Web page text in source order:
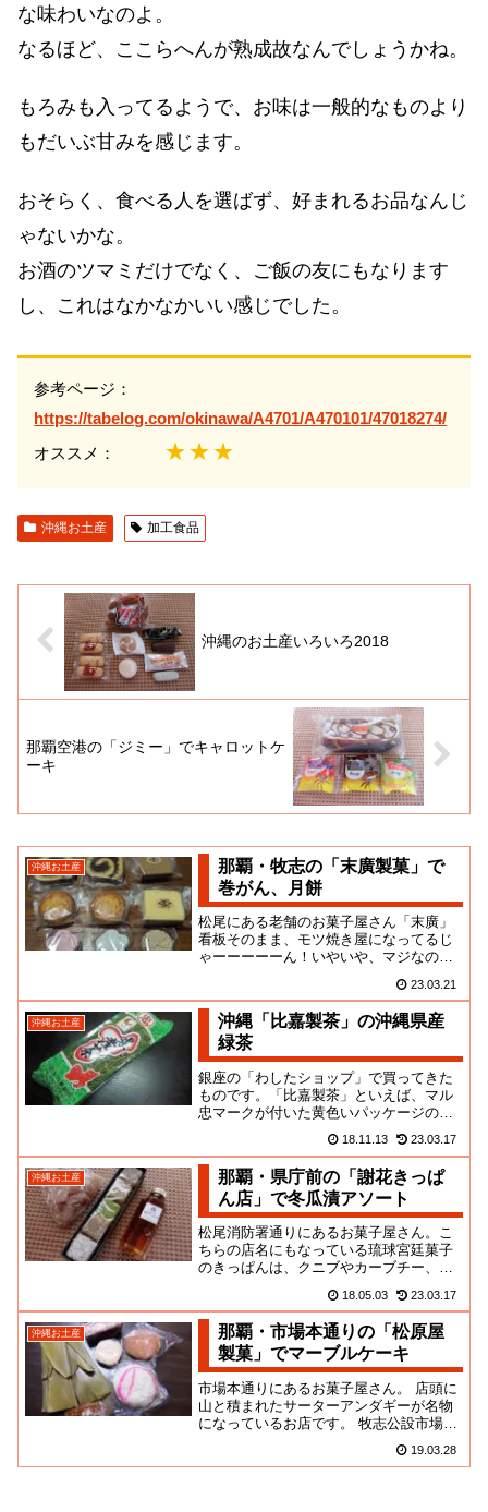
な味わいなのよ。
なるほど、ここらへんが熟成故なんでしょうかね。
もろみも入ってるようで、お味は一般的なものより
もだいぶ甘みを感じます。
おそらく、食べる人を選ばず、好まれるお品なんじ
ゃないかな。
お酒のツマミだけでなく、ご飯の友にもなります
し、これはなかなかいい感じでした。
参考ページ：
https://tabelog.com/okinawa/A4701/A470101/47018274/
オススメ： ★★★
沖縄お土産 加工食品
沖縄のお土産いろいろ2018
那覇空港の「ジミー」でキャロットケ
ーキ
沖縄お土産
那覇・牧志の「末廣製菓」で
巻がん、月餅
松尾にある老舗のお菓子屋さん「末廣」
看板そのまま、モツ焼き屋になってるじ
ゃーーーーーん！いやいや、マジなのか
ー風で、カッコイイお店ではあ... 23.03.21
沖縄お土産
沖縄「比嘉製茶」の沖縄県産
緑茶
銀座の「わしたショップ」で買ってきた
ものです。「比嘉製茶」といえば、マル
忠マークが付いた黄色いパッケージのさ
く見かけますよね。その他、ゴ...
18.11.13 23.03.17
沖縄お土産
那覇・県庁前の「謝花きっぱ
ん店」で冬瓜漬アソート
松尾消防署通りにあるお菓子屋さん。こ
ちらの店名にもなっている琉球宮廷菓子
のきっぱんは、クニブやカーブチー、タ
の。それ単体で食べるだけでなく...
18.05.03 23.03.17
沖縄お土産
那覇・市場本通りの「松原屋
製菓」でマーブルケーキ
市場本通りにあるお菓子屋さん。 店頭に
山と積まれたサーターアンダギーが名物
になっているお店です。 牧志公設市場の
19.03.28